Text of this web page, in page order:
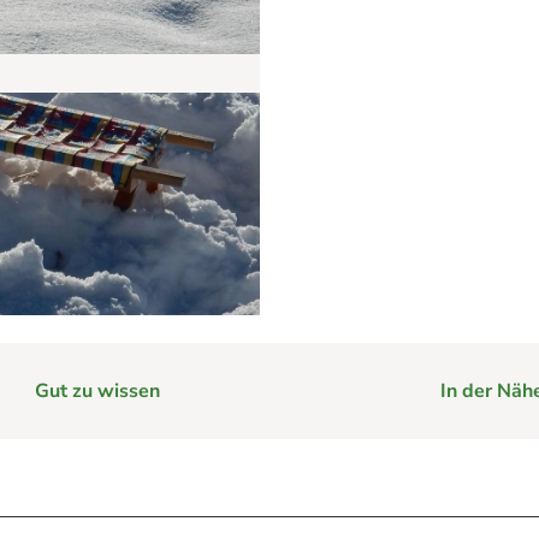
im Harz hilft
im Harz
Gut zu wissen In der